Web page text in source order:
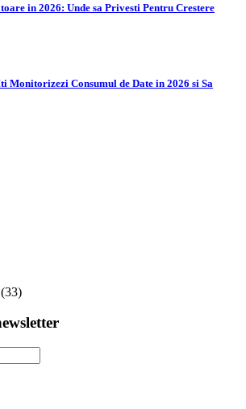
in 2026: Unde sa Privesti Pentru Crestere
Monitorizezi Consumul de Date in 2026 si Sa
(33)